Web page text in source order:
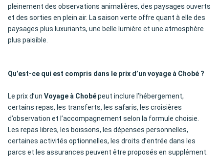
pleinement des observations animalières, des paysages ouverts
et des sorties en plein air. La saison verte offre quant à elle des
paysages plus luxuriants, une belle lumière et une atmosphère
plus paisible.
Qu’est-ce qui est compris dans le prix d’un voyage à Chobé ?
Le prix d’un Voyage à Chobépeut inclure l’hébergement,
certains repas, les transferts, les safaris, les croisières
d’observation et l’accompagnement selon la formule choisie.
Les repas libres, les boissons, les dépenses personnelles,
certaines activités optionnelles, les droits d’entrée dans les
parcs et les assurances peuvent être proposés en supplément.